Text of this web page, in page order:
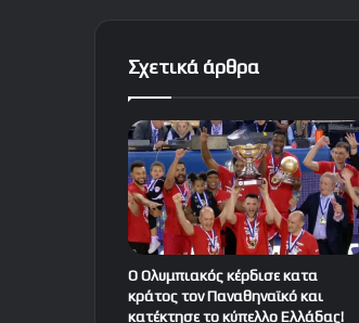
Σχετικά άρθρα
Ο Ολυμπιακός κέρδισε κατα
κράτος τον Παναθηναϊκό και
κατέκτησε το κύπελλο Ελλάδας!